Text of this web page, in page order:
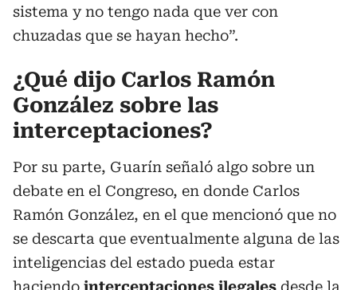
sistema y no tengo nada que ver con
chuzadas que se hayan hecho”.
¿Qué dijo Carlos Ramón
González sobre las
interceptaciones?
Por su parte, Guarín señaló algo sobre un
debate en el Congreso, en donde Carlos
Ramón González, en el que mencionó que no
se descarta que eventualmente alguna de las
inteligencias del estado pueda estar
haciendo interceptaciones ilegales desde la